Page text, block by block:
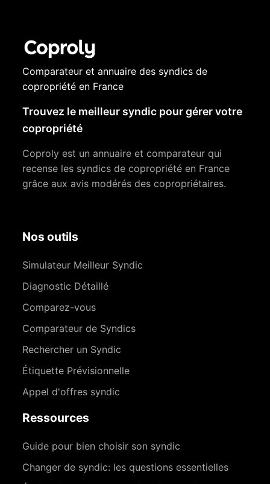
Comparateur et annuaire des syndics de
copropriété en France
Trouvez le meilleur syndic pour gérer votre
copropriété
Coproly est un annuaire et comparateur qui
recense les syndics de copropriété en France
grâce aux avis modérés des copropriétaires.
Nos outils
Simulateur Meilleur Syndic
Diagnostic Détaillé
Comparez-vous
Comparateur de Syndics
Rechercher un Syndic
Étiquette Prévisionnelle
Appel d'offres syndic
Ressources
Guide pour bien choisir son syndic
Changer de syndic: les questions essentielles